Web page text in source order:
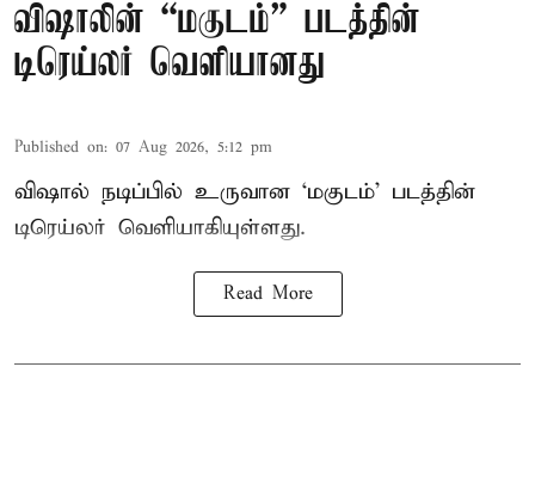
விஷாலின் “மகுடம்” படத்தின்
டிரெய்லர் வெளியானது
Published on: 07 Aug 2026, 5:12 pm
விஷால் நடிப்பில் உருவான ‘மகுடம்’ படத்தின்
டிரெய்லர் வெளியாகியுள்ளது.
Read More